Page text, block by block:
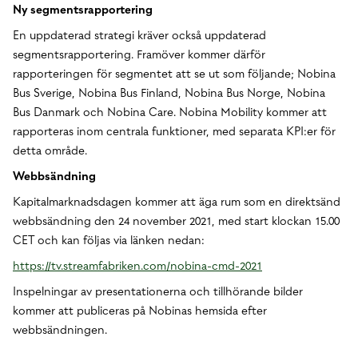
Ny segmentsrapportering
En uppdaterad strategi kräver också uppdaterad
segmentsrapportering. Framöver kommer därför
rapporteringen för segmentet att se ut som följande; Nobina
Bus Sverige, Nobina Bus Finland, Nobina Bus Norge, Nobina
Bus Danmark och Nobina Care. Nobina Mobility kommer att
rapporteras inom centrala funktioner, med separata KPI:er för
detta område.
Webbsändning
Kapitalmarknadsdagen kommer att äga rum som en direktsänd
webbsändning den 24 november 2021, med start klockan 15.00
CET och kan följas via länken nedan:
https://tv.streamfabriken.com/nobina-cmd-2021
Inspelningar av presentationerna och tillhörande bilder
kommer att publiceras på Nobinas hemsida efter
webbsändningen.